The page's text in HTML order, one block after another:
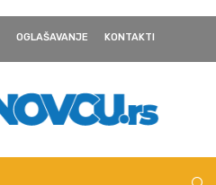
OGLAŠAVANJE KONTAKTI